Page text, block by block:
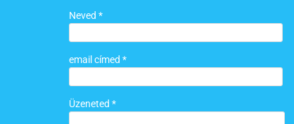
Neved *
email címed *
Üzeneted *